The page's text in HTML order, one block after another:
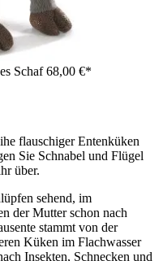
Schaf68,00 €*
flauschiger Entenküken
Sie Schnabel und Flügel
über.
sehend, im
der Mutter schon nach
stammt von der
Küken im Flachwasser
Insekten, Schnecken und